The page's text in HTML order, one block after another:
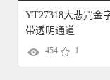
YT27318大悲咒金
带透明通道
454 1